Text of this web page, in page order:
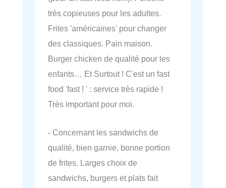
très copieuses pour les adultes.
Frites 'américaines' pour changer
des classiques. Pain maison.
Burger chicken de qualité pour les
enfants… Et Surtout ! C'est un fast
food 'fast ! ' : service très rapide !
Très important pour moi.
- Concernant les sandwichs de
qualité, bien garnie, bonne portion
de frites. Larges choix de
sandwichs, burgers et plats fait